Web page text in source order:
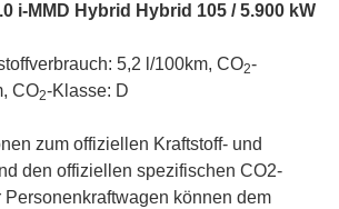
i-MMD Hybrid Hybrid 105 / 5.900 kW
5,2 l/100km, CO2-
CO2-Klasse: D
zum offiziellen Kraftstoff- und
den offiziellen spezifischen CO2-
Personenkraftwagen können dem